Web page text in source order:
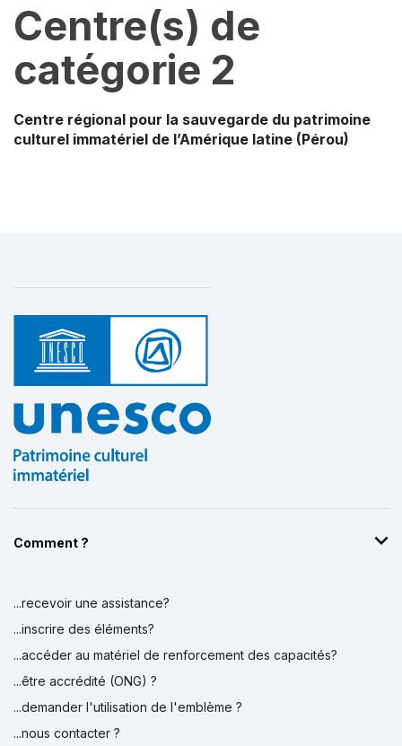
Centre(s) de
catégorie 2
Centre régional pour la sauvegarde du patrimoine
culturel immatériel de l’Amérique latine (Pérou)
Comment ?
...recevoir une assistance?
...inscrire des éléments?
...accéder au matériel de renforcement des capacités?
...être accrédité (ONG) ?
...demander l'utilisation de l'emblème ?
...nous contacter ?